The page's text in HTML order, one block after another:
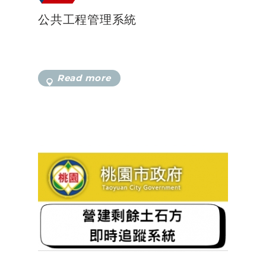
公共工程管理系統
Read more